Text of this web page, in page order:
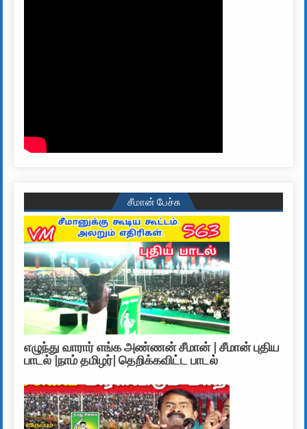
சீமான் பேச்சு
எழுந்து வாரார் எங்க அண்ணன் சீமான் | சீமான் புதிய
பாடல் |நாம் தமிழர்| தெறிக்கவிட்ட பாடல்